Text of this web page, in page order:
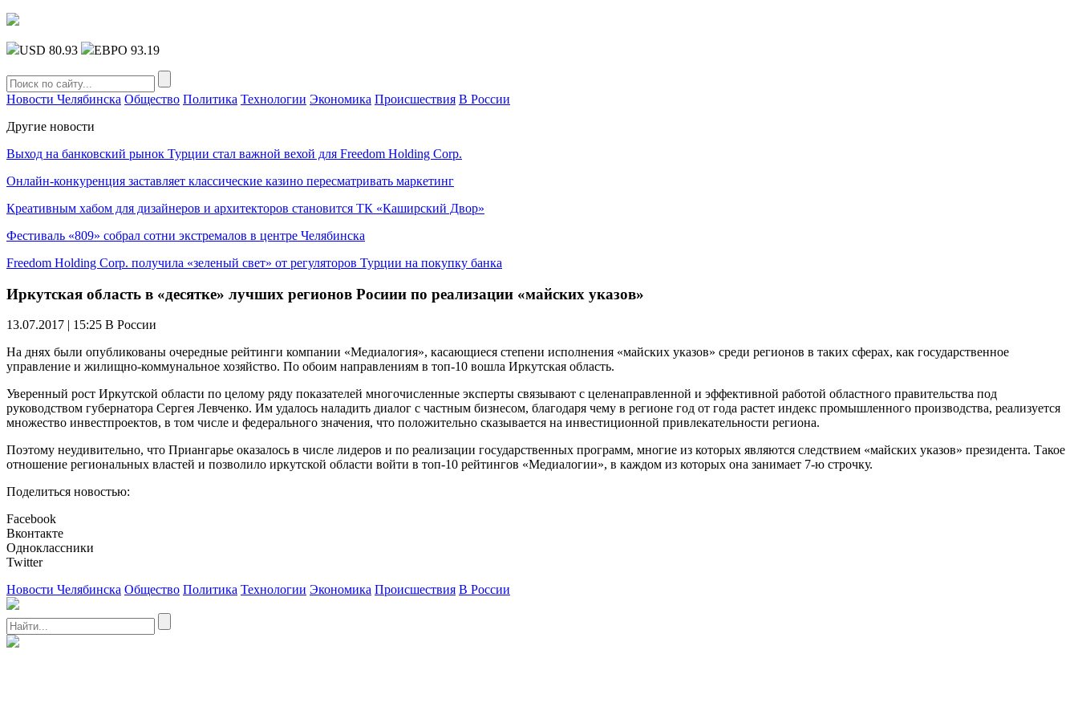
USD 80.93 ЕВРО 93.19
Новости Челябинска Общество Политика Технологии Экономика Происшествия В России
Другие новости
Выход на банковский рынок Турции стал важной вехой для Freedom Holding Corp.
Онлайн-конкуренция заставляет классические казино пересматривать маркетинг
Креативным хабом для дизайнеров и архитекторов становится ТК «Каширский Двор»
Фестиваль «809» собрал сотни экстремалов в центре Челябинска
Freedom Holding Corp. получила «зеленый свет» от регуляторов Турции на покупку банка
Иркутская область в «десятке» лучших регионов Росиии по реализации «майских указов»
13.07.2017 | 15:25 В России
На днях были опубликованы очередные рейтинги компании «Медиалогия», касающиеся степени исполнения «майских указов» среди регионов в таких сферах, как государственное
управление и жилищно-коммунальное хозяйство. По обоим направлениям в топ-10 вошла Иркутская область.
Уверенный рост Иркутской области по целому ряду показателей многочисленные эксперты связывают с целенаправленной и эффективной работой областного правительства под
руководством губернатора Сергея Левченко. Им удалось наладить диалог с частным бизнесом, благодаря чему в регионе год от года растет индекс промышленного производства, реализуется
множество инвестпроектов, в том числе и федерального значения, что положительно сказывается на инвестиционной привлекательности региона.
Поэтому неудивительно, что Приангарье оказалось в числе лидеров и по реализации государственных программ, многие из которых являются следствием «майских указов» президента. Такое
отношение региональных властей и позволило иркутской области войти в топ-10 рейтингов «Медиалогии», в каждом из которых она занимает 7-ю строчку.
Поделиться новостью:
Facebook
Вконтакте
Одноклассники
Twitter
Новости Челябинска Общество Политика Технологии Экономика Происшествия В России